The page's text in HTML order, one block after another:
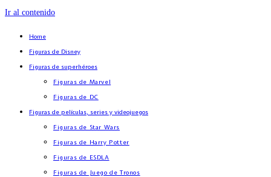
Ir al contenido
Home
Figuras de Disney
Figuras de superhéroes
Figuras de Marvel
Figuras de DC
Figuras de películas, series y videojuegos
Figuras de Star Wars
Figuras de Harry Potter
Figuras de ESDLA
Figuras de Juego de Tronos